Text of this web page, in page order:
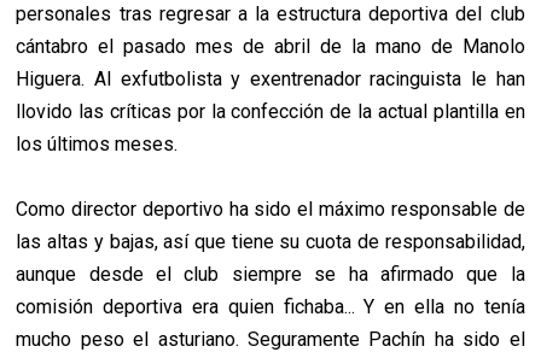
personales tras regresar a la estructura deportiva del club
cántabro el pasado mes de abril de la mano de Manolo
Higuera. Al exfutbolista y exentrenador racinguista le han
llovido las críticas por la confección de la actual plantilla en
los últimos meses.
Como director deportivo ha sido el máximo responsable de
las altas y bajas, así que tiene su cuota de responsabilidad,
aunque desde el club siempre se ha afirmado que la
comisión deportiva era quien fichaba... Y en ella no tenía
mucho peso el asturiano. Seguramente Pachín ha sido el